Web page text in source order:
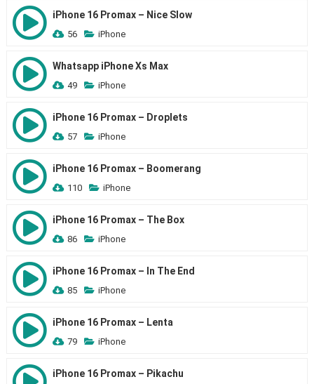
iPhone 16 Promax – Nice Slow
56 iPhone
Whatsapp iPhone Xs Max
49 iPhone
iPhone 16 Promax – Droplets
57 iPhone
iPhone 16 Promax – Boomerang
110 iPhone
iPhone 16 Promax – The Box
86 iPhone
iPhone 16 Promax – In The End
85 iPhone
iPhone 16 Promax – Lenta
79 iPhone
iPhone 16 Promax – Pikachu